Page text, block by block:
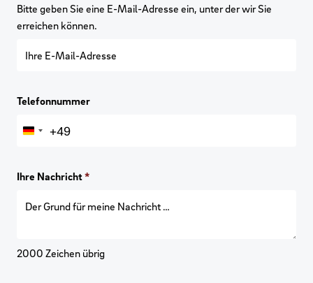
Bitte geben Sie eine E-Mail-Adresse ein, unter der wir Sie
erreichen können.
Telefonnummer
Germany
+49
Ihre Nachricht*
2000 Zeichen übrig